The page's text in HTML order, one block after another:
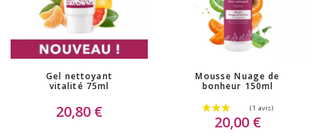
Gel nettoyant
vitalité 75ml
20,80 €
Mousse Nuage de
bonheur 150ml
20,00 €